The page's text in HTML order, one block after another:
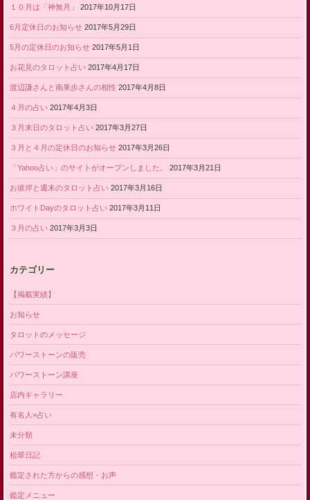
１０月は「神無月」 2017年10月17日
6月定休日のお知らせ 2017年5月29日
5月の定休日のお知らせ 2017年5月1日
お花見のタロット占い 2017年4月17日
渡辺謙さんと南果歩さんの相性 2017年4月8日
４月の占い 2017年4月3日
３月末日のタロット占い 2017年3月27日
３月と４月の定休日のお知らせ 2017年3月26日
「Yahoo占い」のサイトがオープンしました。 2017年3月21日
お彼岸と週末のタロット占い 2017年3月16日
ホワイトDayのタロット占い 2017年3月11日
３月の占い 2017年3月3日
カテゴリー
【掲載実績】
お知らせ
タロットのメッセージ
パワーストーンの販売
パワーストーン講座
店内ギャラリー
有名人×占い
未分類
桧翠日記
鑑定された方からの感想・お声
鑑定メニュー